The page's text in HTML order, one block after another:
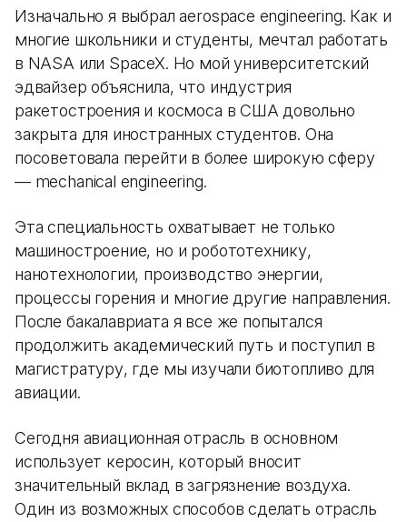
Изначально я выбрал aerospace engineering. Как и
многие школьники и студенты, мечтал работать
в NASA или SpaceX. Но мой университетский
эдвайзер объяснила, что индустрия
ракетостроения и космоса в США довольно
закрыта для иностранных студентов. Она
посоветовала перейти в более широкую сферу
— mechanical engineering.
Эта специальность охватывает не только
машиностроение, но и робототехнику,
нанотехнологии, производство энергии,
процессы горения и многие другие направления.
После бакалавриата я все же попытался
продолжить академический путь и поступил в
магистратуру, где мы изучали биотопливо для
авиации.
Сегодня авиационная отрасль в основном
использует керосин, который вносит
значительный вклад в загрязнение воздуха.
Один из возможных способов сделать отрасль